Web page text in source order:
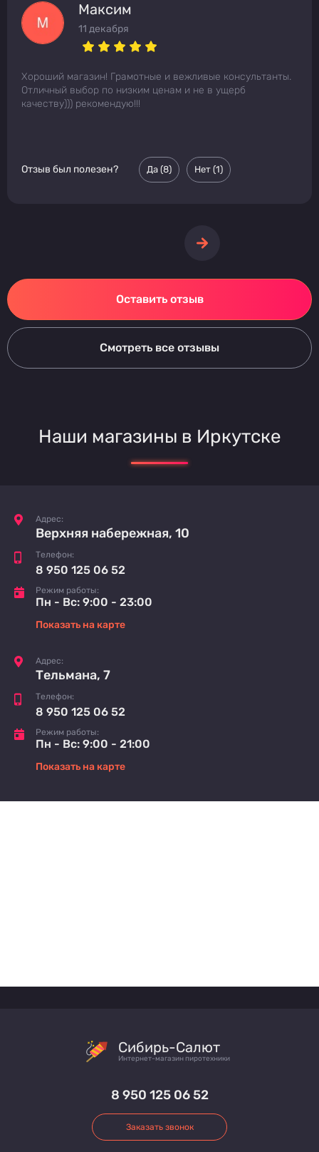
Максим
11 декабря
Хороший магазин! Грамотные и вежливые консультанты.
Отличный выбор по низким ценам и не в ущерб
качеству))) рекомендую!!!
Отзыв был полезен? Да (8) Нет (1)
Оставить отзыв
Смотреть все отзывы
Наши магазины в Иркутске
Адрес:
Верхняя набережная, 10
Телефон:
8 950 125 06 52
Режим работы:
Пн - Вс: 9:00 - 23:00
Показать на карте
Адрес:
Тельмана, 7
Телефон:
8 950 125 06 52
Режим работы:
Пн - Вс: 9:00 - 21:00
Показать на карте
Сибирь-Салют
Интернет-магазин пиротехники
8 950 125 06 52
Заказать звонок